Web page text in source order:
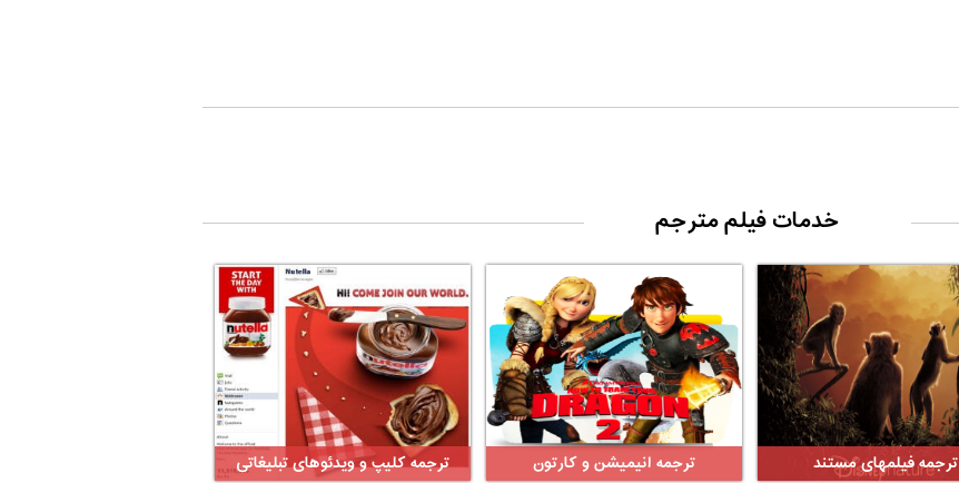
خدمات فیلم مترجم
ترجمه فیلمهای مستند ترجمه انیمیشن و کارتون ترجمه کلیپ و ویدئوهای تبلیغاتی